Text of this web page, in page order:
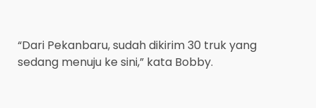
“Dari Pekanbaru, sudah dikirim 30 truk yang
sedang menuju ke sini,” kata Bobby.